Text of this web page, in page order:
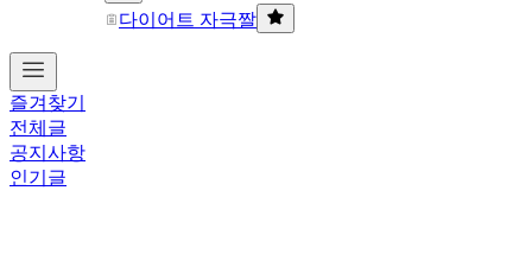
다이어트 자극짤
즐겨찾기
전체글
공지사항
인기글